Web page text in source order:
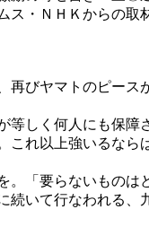
ス・ＮＨＫからの取
びヤマトのピース
しく何人にも保障
れ以上強いるなら
「要らないものは
続いて行なわれる、